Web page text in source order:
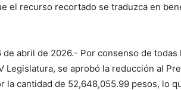
el recurso recortado se traduzca en
de abril de 2026.- Por consenso de
Legislatura, se aprobó la reducción al
la cantidad de 52,648,055.99 pesos, lo